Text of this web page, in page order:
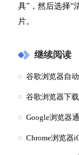
具”，然后选择“
片。
继续阅读
谷歌浏览器自
谷歌浏览器下
Google浏览器
Chrome浏览器